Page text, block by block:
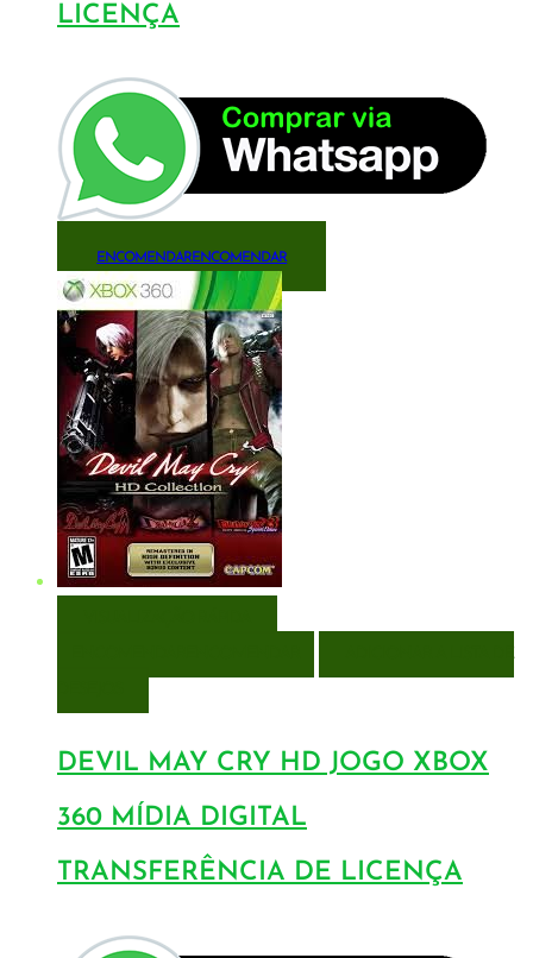
LICENÇA
ENCOMENDARENCOMENDAR
DEVIL MAY CRY HD JOGO XBOX
360 MÍDIA DIGITAL
TRANSFERÊNCIA DE LICENÇA